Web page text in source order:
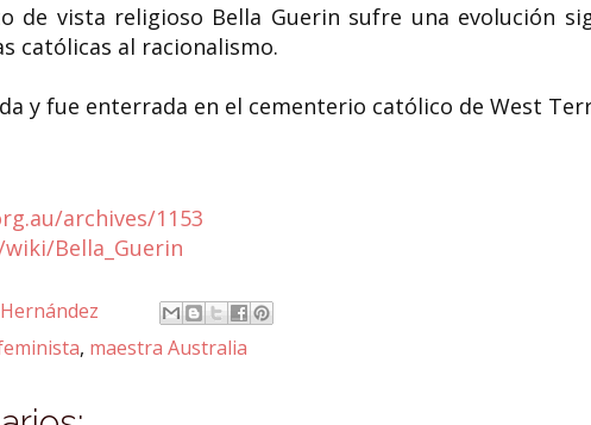
de vista religioso Bella Guerin sufre una evolución
católicas al racionalismo.
y fue enterrada en el cementerio católico de West
archives/1153
Bella_Guerin
, maestra Australia